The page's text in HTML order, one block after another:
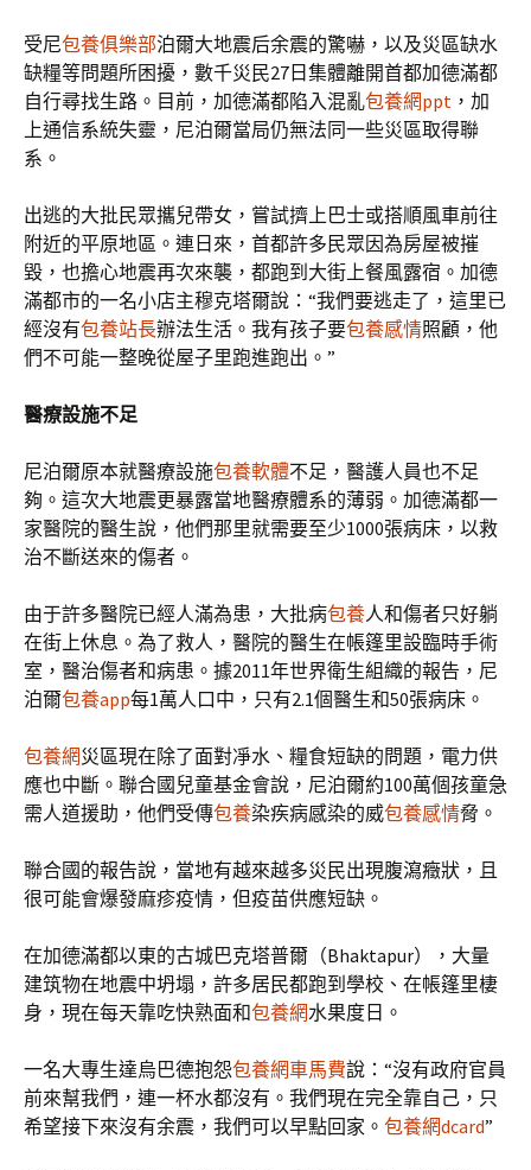
受尼包養俱樂部泊爾大地震后余震的驚嚇，以及災區缺水
缺糧等問題所困擾，數千災民27日集體離開首都加德滿都
自行尋找生路。目前，加德滿都陷入混亂包養網ppt ，加
上通信系統失靈，尼泊爾當局仍無法同一些災區取得聯
系。
出逃的大批民眾攜兒帶女，嘗試擠上巴士或搭順風車前往
附近的平原地區。連日來，首都許多民眾因為房屋被摧
毀，也擔心地震再次來襲，都跑到大街上餐風露宿。加德
滿都市的一名小店主穆克塔爾說：“我們要逃走了，這里已
經沒有包養站長辦法生活。我有孩子要包養感情照顧，他
們不可能一整晚從屋子里跑進跑出。”
醫療設施不足
尼泊爾原本就醫療設施包養軟體不足，醫護人員也不足
夠。這次大地震更暴露當地醫療體系的薄弱。加德滿都一
家醫院的醫生說，他們那里就需要至少1000張病床，以救
治不斷送來的傷者。
由于許多醫院已經人滿為患，大批病包養人和傷者只好躺
在街上休息。為了救人，醫院的醫生在帳篷里設臨時手術
室，醫治傷者和病患。據2011年世界衛生組織的報告，尼
泊爾包養app每1萬人口中，只有2.1個醫生和50張病床。
包養網災區現在除了面對凈水、糧食短缺的問題，電力供
應也中斷。聯合國兒童基金會說，尼泊爾約100萬個孩童急
需人道援助，他們受傳包養染疾病感染的威包養感情脅。
聯合國的報告說，當地有越來越多災民出現腹瀉癥狀，且
很可能會爆發麻疹疫情，但疫苗供應短缺。
在加德滿都以東的古城巴克塔普爾（Bhaktapur），大量
建筑物在地震中坍塌，許多居民都跑到學校、在帳篷里棲
身，現在每天靠吃快熟面和包養網水果度日。
一名大專生達烏巴德抱怨包養網車馬費說：“沒有政府官員
前來幫我們，連一杯水都沒有。我們現在完全靠自己，只
希望接下來沒有余震，我們可以早點回家。 包養網dcard”